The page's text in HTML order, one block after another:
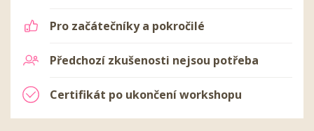
Pro začátečníky a pokročilé
Předchozí zkušenosti nejsou potřeba
Certifikát po ukončení workshopu